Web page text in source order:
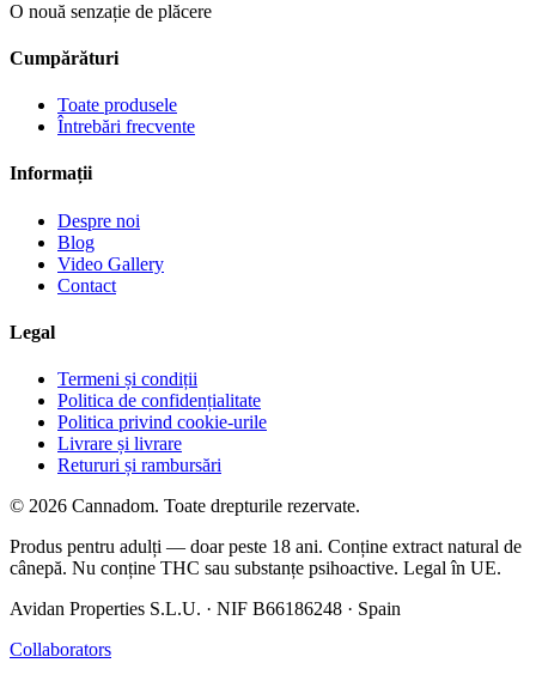
O nouă senzație de plăcere
Cumpărături
Toate produsele
Întrebări frecvente
Informații
Despre noi
Blog
Video Gallery
Contact
Legal
Termeni și condiții
Politica de confidențialitate
Politica privind cookie-urile
Livrare și livrare
Retururi și rambursări
© 2026 Cannadom. Toate drepturile rezervate.
Produs pentru adulți — doar peste 18 ani. Conține extract natural de
cânepă. Nu conține THC sau substanțe psihoactive. Legal în UE.
Avidan Properties S.L.U. · NIF B66186248 · Spain
Collaborators